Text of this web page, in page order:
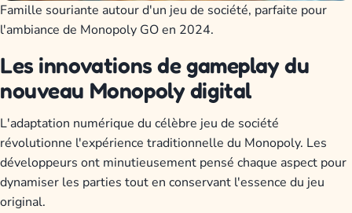
Famille souriante autour d'un jeu de société, parfaite pour
l'ambiance de Monopoly GO en 2024.
Les innovations de gameplay du
nouveau Monopoly digital
L'adaptation numérique du célèbre jeu de société
révolutionne l'expérience traditionnelle du Monopoly. Les
développeurs ont minutieusement pensé chaque aspect pour
dynamiser les parties tout en conservant l'essence du jeu
original.